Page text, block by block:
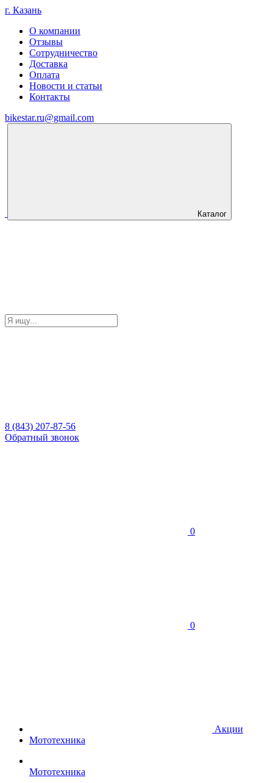
г. Казань
О компании
Отзывы
Сотрудничество
Доставка
Оплата
Новости и статьи
Контакты
bikestar.ru@gmail.com
Каталог
8 (843) 207-87-56
Обратный звонок
0
0
Акции
Мототехника
Мототехника